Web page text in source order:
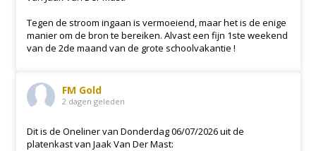
Tegen de stroom ingaan is vermoeiend, maar het is de enige
manier om de bron te bereiken. Alvast een fijn 1ste weekend
van de 2de maand van de grote schoolvakantie !
FM Gold
2 dagen geleden
Dit is de Oneliner van Donderdag 06/07/2026 uit de
platenkast van Jaak Van Der Mast: